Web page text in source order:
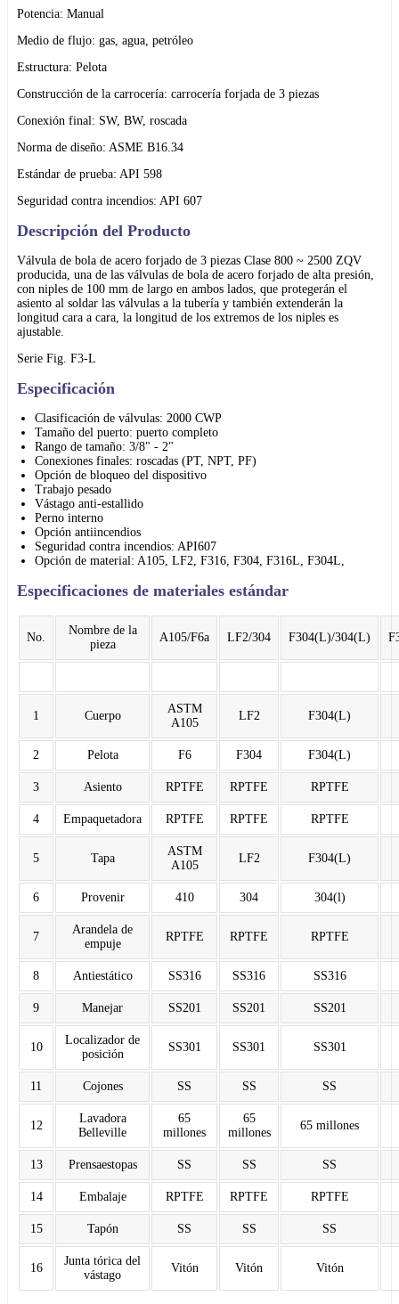
Potencia: Manual
Medio de flujo: gas, agua, petróleo
Estructura: Pelota
Construcción de la carrocería: carrocería forjada de 3 piezas
Conexión final: SW, BW, roscada
Norma de diseño: ASME B16.34
Estándar de prueba: API 598
Seguridad contra incendios: API 607
Descripción del Producto
Válvula de bola de acero forjado de 3 piezas Clase 800 ~ 2500 ZQV
producida, una de las válvulas de bola de acero forjado de alta presión,
con niples de 100 mm de largo en ambos lados, que protegerán el
asiento al soldar las válvulas a la tubería y también extenderán la
longitud cara a cara, la longitud de los extremos de los niples es
ajustable.
Serie Fig. F3-L
Especificación
Clasificación de válvulas: 2000 CWP
Tamaño del puerto: puerto completo
Rango de tamaño: 3/8" - 2"
Conexiones finales: roscadas (PT, NPT, PF)
Opción de bloqueo del dispositivo
Trabajo pesado
Vástago anti-estallido
Perno interno
Opción antiincendios
Seguridad contra incendios: API607
Opción de material: A105, LF2, F316, F304, F316L, F304L,
Especificaciones de materiales estándar
No.
Nombre de la
pieza
A105/F6a LF2/304 F304(L)/304(L)
1 Cuerpo
ASTM
A105
LF2 F304(L)
2 Pelota F6 F304 F304(L)
3 Asiento RPTFE RPTFE RPTFE
4 Empaquetadora RPTFE RPTFE RPTFE
5 Tapa
ASTM
A105
LF2 F304(L)
6 Provenir 410 304 304(l)
7
Arandela de
empuje
RPTFE RPTFE RPTFE
8 Antiestático SS316 SS316 SS316
9 Manejar SS201 SS201 SS201
10
Localizador de
posición
SS301 SS301 SS301
11 Cojones SS SS SS
12
Lavadora
Belleville
65
millones
65
millones
65 millones
13 Prensaestopas SS SS SS
14 Embalaje RPTFE RPTFE RPTFE
15 Tapón SS SS SS
16
Junta tórica del
vástago
Vitón Vitón Vitón